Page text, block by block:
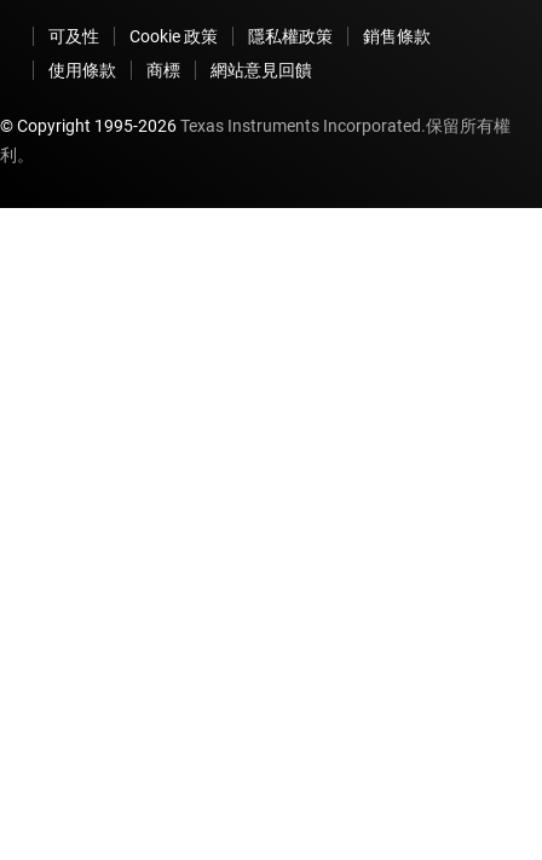
可及性 Cookie 政策 隱私權政策
銷售條款
使用條款
商標 網站意見回饋
© Copyright 1995-2026Texas Instruments Incorporated.保留所有權
利。